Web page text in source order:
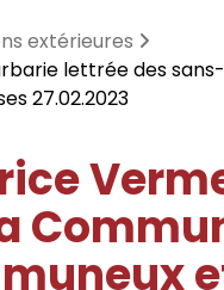
écologies,
et honoraires
extérieures
lettrée des
27.02.2023